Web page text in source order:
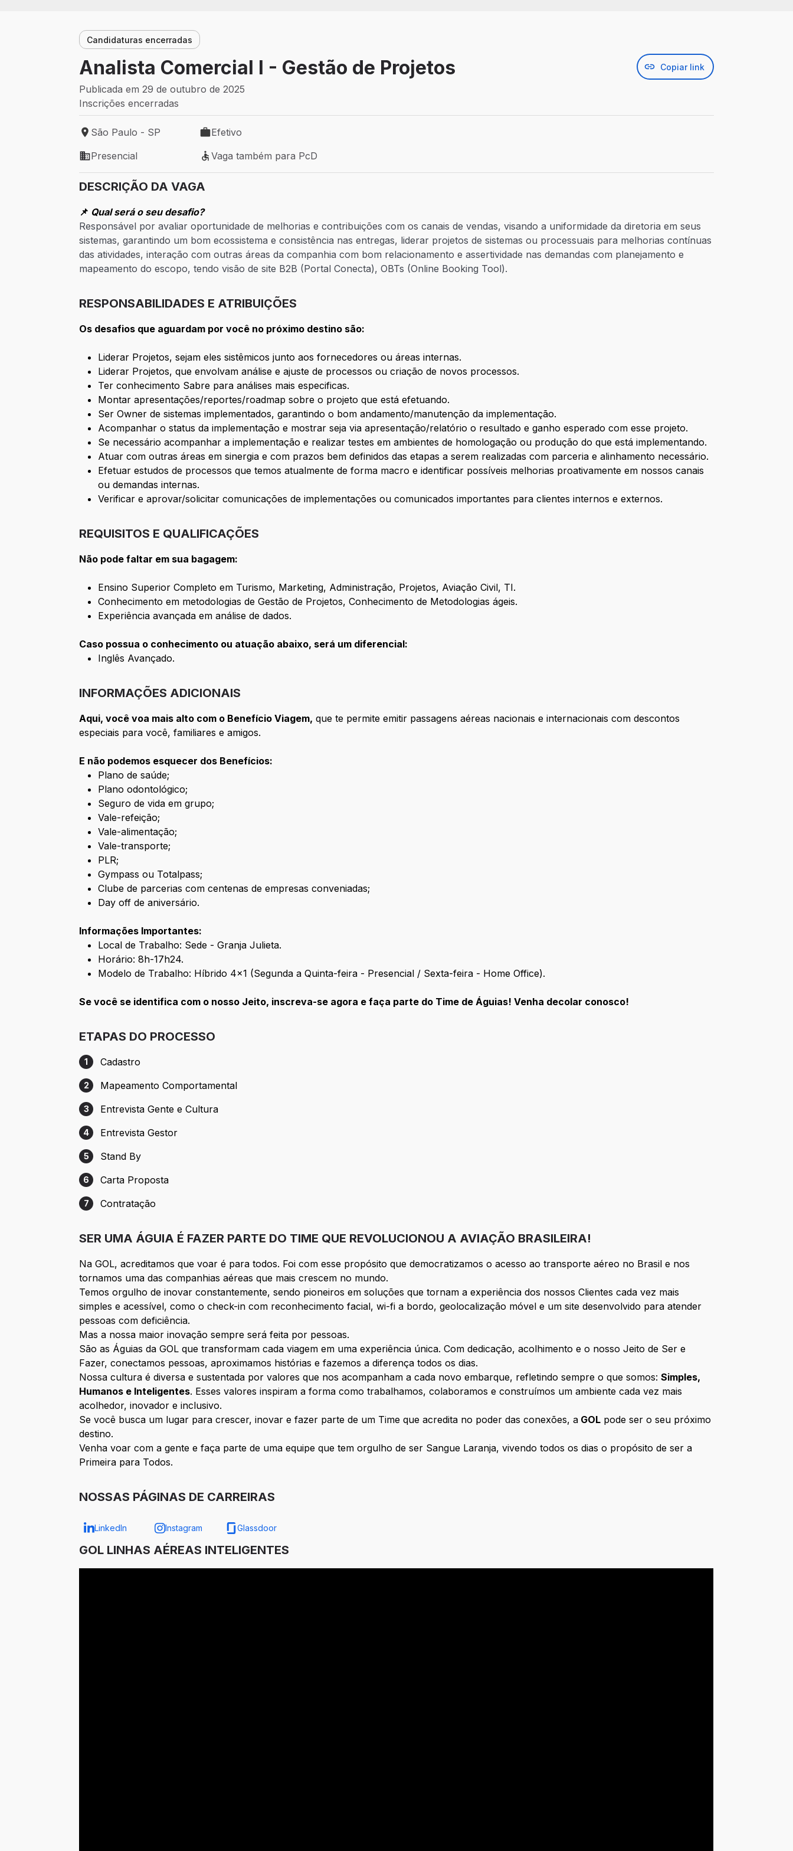
Candidaturas encerradas
Analista Comercial I - Gestão de Projetos Copiar link
Publicada em 29 de outubro de 2025
Inscrições encerradas
Local de trabalho: São Paulo - SP
São Paulo - SP
Tipo de vaga: Efetivo
Efetivo
Modelo de trabalho: Presencial
Presencial
Vaga também para PcD
Vaga também para PcD
DESCRIÇÃO DA VAGA
📌 Qual será o seu desafio?
Responsável por avaliar oportunidade de melhorias e contribuições com os canais de vendas, visando a uniformidade da diretoria em seus
sistemas, garantindo um bom ecossistema e consistência nas entregas, liderar projetos de sistemas ou processuais para melhorias contínuas
das atividades, interação com outras áreas da companhia com bom relacionamento e assertividade nas demandas com planejamento e
mapeamento do escopo, tendo visão de site B2B (Portal Conecta), OBTs (Online Booking Tool).
RESPONSABILIDADES E ATRIBUIÇÕES
Os desafios que aguardam por você no próximo destino são:
Liderar Projetos, sejam eles sistêmicos junto aos fornecedores ou áreas internas.
Liderar Projetos, que envolvam análise e ajuste de processos ou criação de novos processos.
Ter conhecimento Sabre para análises mais especificas.
Montar apresentações/reportes/roadmap sobre o projeto que está efetuando.
Ser Owner de sistemas implementados, garantindo o bom andamento/manutenção da implementação.
Acompanhar o status da implementação e mostrar seja via apresentação/relatório o resultado e ganho esperado com esse projeto.
Se necessário acompanhar a implementação e realizar testes em ambientes de homologação ou produção do que está implementando.
Atuar com outras áreas em sinergia e com prazos bem definidos das etapas a serem realizadas com parceria e alinhamento necessário.
Efetuar estudos de processos que temos atualmente de forma macro e identificar possíveis melhorias proativamente em nossos canais
ou demandas internas.
Verificar e aprovar/solicitar comunicações de implementações ou comunicados importantes para clientes internos e externos.
REQUISITOS E QUALIFICAÇÕES
Não pode faltar em sua bagagem:
Ensino Superior Completo em Turismo, Marketing, Administração, Projetos, Aviação Civil, TI.
Conhecimento em metodologias de Gestão de Projetos, Conhecimento de Metodologias ágeis.
Experiência avançada em análise de dados.
Caso possua o conhecimento ou atuação abaixo, será um diferencial:
Inglês Avançado.
INFORMAÇÕES ADICIONAIS
Aqui, você voa mais alto com o Benefício Viagem, que te permite emitir passagens aéreas nacionais e internacionais com descontos
especiais para você, familiares e amigos.
E não podemos esquecer dos Benefícios:
Plano de saúde;
Plano odontológico;
Seguro de vida em grupo;
Vale-refeição;
Vale-alimentação;
Vale-transporte;
PLR;
Gympass ou Totalpass;
Clube de parcerias com centenas de empresas conveniadas;
Day off de aniversário.
Informações Importantes:
Local de Trabalho: Sede - Granja Julieta.
Horário: 8h-17h24.
Modelo de Trabalho: Híbrido 4x1 (Segunda a Quinta-feira - Presencial / Sexta-feira - Home Office).
Se você se identifica com o nosso Jeito, inscreva-se agora e faça parte do Time de Águias! Venha decolar conosco!
ETAPAS DO PROCESSO
Etapa 1: Cadastro
1 Cadastro
Etapa 2: Mapeamento Comportamental
2 Mapeamento Comportamental
Etapa 3: Entrevista Gente e Cultura
3 Entrevista Gente e Cultura
Etapa 4: Entrevista Gestor
4 Entrevista Gestor
Etapa 5: Stand By
5 Stand By
Etapa 6: Carta Proposta
6 Carta Proposta
Etapa 7: Contratação
7 Contratação
SER UMA ÁGUIA É FAZER PARTE DO TIME QUE REVOLUCIONOU A AVIAÇÃO BRASILEIRA!
Na GOL, acreditamos que voar é para todos. Foi com esse propósito que democratizamos o acesso ao transporte aéreo no Brasil e nos
tornamos uma das companhias aéreas que mais crescem no mundo.
Temos orgulho de inovar constantemente, sendo pioneiros em soluções que tornam a experiência dos nossos Clientes cada vez mais
simples e acessível, como o check-in com reconhecimento facial, wi-fi a bordo, geolocalização móvel e um site desenvolvido para atender
pessoas com deficiência.
Mas a nossa maior inovação sempre será feita por pessoas.
São as Águias da GOL que transformam cada viagem em uma experiência única. Com dedicação, acolhimento e o nosso Jeito de Ser e
Fazer, conectamos pessoas, aproximamos histórias e fazemos a diferença todos os dias.
Nossa cultura é diversa e sustentada por valores que nos acompanham a cada novo embarque, refletindo sempre o que somos:Simples,
Humanos e Inteligentes. Esses valores inspiram a forma como trabalhamos, colaboramos e construímos um ambiente cada vez mais
acolhedor, inovador e inclusivo.
Se você busca um lugar para crescer, inovar e fazer parte de um Time que acredita no poder das conexões, a GOL pode ser o seu próximo
destino.
Venha voar com a gente e faça parte de uma equipe que tem orgulho de ser Sangue Laranja, vivendo todos os dias o propósito de ser a
Primeira para Todos.
NOSSAS PÁGINAS DE CARREIRAS
LinkedIn Instagram Glassdoor
GOL LINHAS AÉREAS INTELIGENTES